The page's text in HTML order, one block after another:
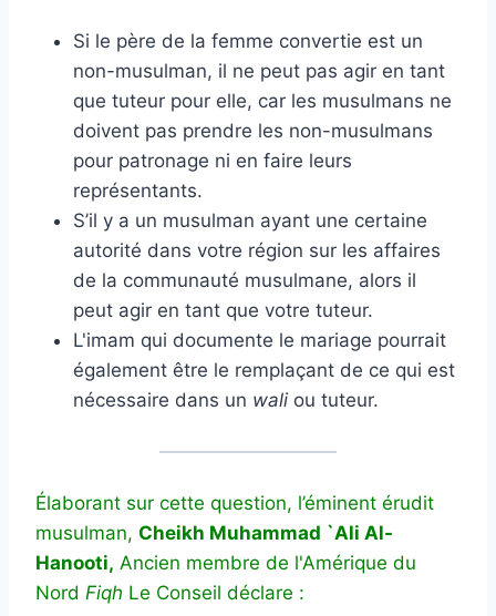
Si le père de la femme convertie est un
non-musulman, il ne peut pas agir en tant
que tuteur pour elle, car les musulmans ne
doivent pas prendre les non-musulmans
pour patronage ni en faire leurs
représentants.
S’il y a un musulman ayant une certaine
autorité dans votre région sur les affaires
de la communauté musulmane, alors il
peut agir en tant que votre tuteur.
L'imam qui documente le mariage pourrait
également être le remplaçant de ce qui est
nécessaire dans un wali ou tuteur.
Élaborant sur cette question, l’éminent érudit
musulman, Cheikh Muhammad `Ali Al-
Hanooti, Ancien membre de l'Amérique du
Nord Fiqh Le Conseil déclare :